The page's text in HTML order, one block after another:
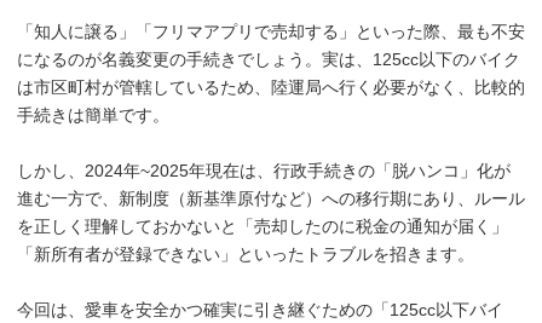
「知人に譲る」「フリマアプリで売却する」といった際、最も不安
になるのが名義変更の手続きでしょう。実は、125cc以下のバイク
は市区町村が管轄しているため、陸運局へ行く必要がなく、比較的
手続きは簡単です。
しかし、2024年~2025年現在は、行政手続きの「脱ハンコ」化が
進む一方で、新制度（新基準原付など）への移行期にあり、ルール
を正しく理解しておかないと「売却したのに税金の通知が届く」
「新所有者が登録できない」といったトラブルを招きます。
今回は、愛車を安全かつ確実に引き継ぐための「125cc以下バイ